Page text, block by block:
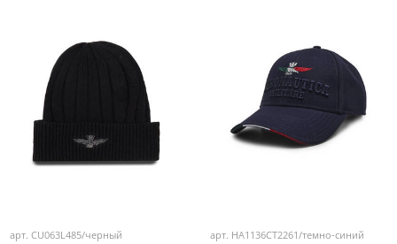
арт.CU063L485/черный арт. HA1136CT2261/темно-синий